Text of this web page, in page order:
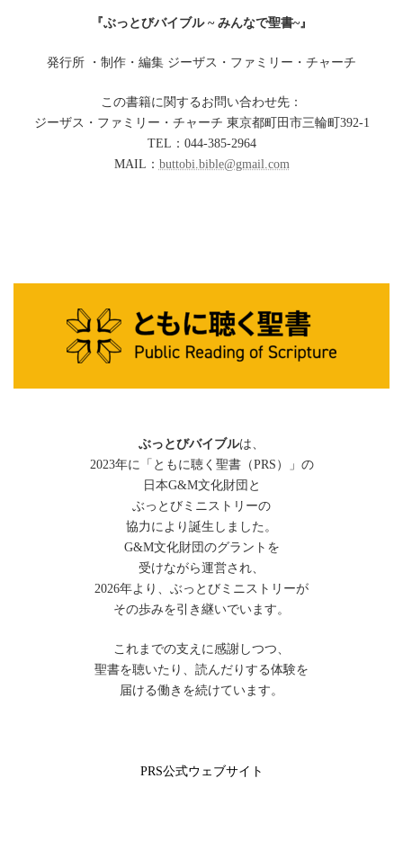
『ぶっとびバイブル ~ みんなで聖書~』
発行所 ・制作・編集 ジーザス・ファミリー・チャーチ
この書籍に関するお問い合わせ先：
ジーザス・ファミリー・チャーチ 東京都町田市三輪町392-1
TEL：044-385-2964
MAIL： buttobi.bible@gmail.com
ぶっとびバイブルは、
2023年に「ともに聴く聖書（PRS）」の
日本G&M文化財団と
ぶっとびミニストリーの
協力により誕生しました。
G&M文化財団のグラントを
受けながら運営され、
2026年より、ぶっとびミニストリーが
その歩みを引き継いでいます。
これまでの支えに感謝しつつ、
聖書を聴いたり、読んだりする体験を
届ける働きを続けています。
PRS公式ウェブサイト